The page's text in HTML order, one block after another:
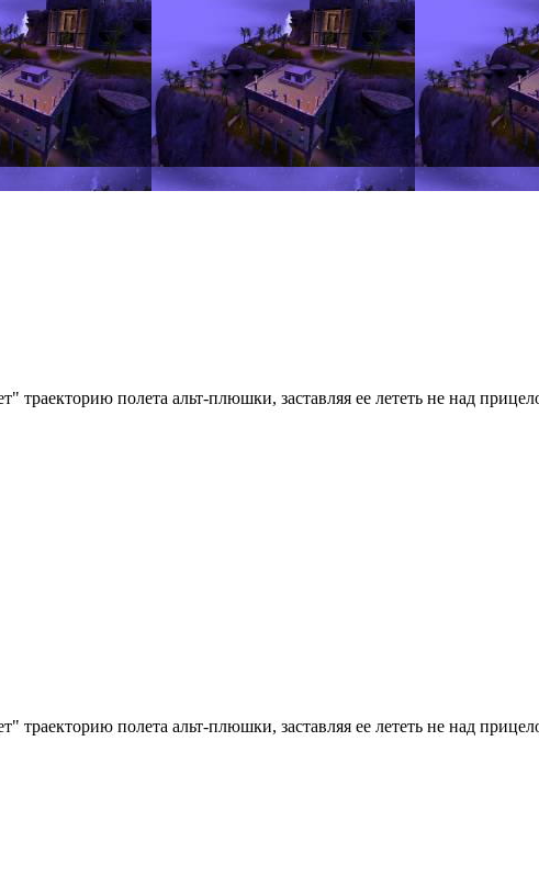
траекторию полета альт-плюшки, заставляя ее лететь не над
траекторию полета альт-плюшки, заставляя ее лететь не над